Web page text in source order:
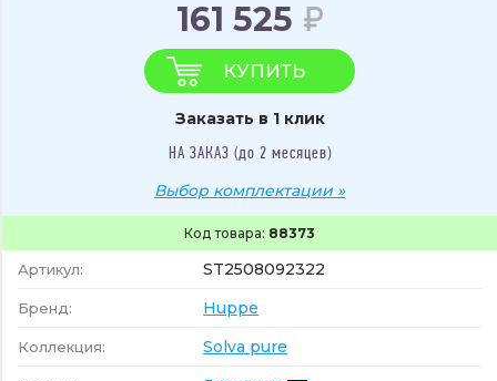
Код товара: 88373
Артикул: ST2508092322
Бренд: Huppe
Коллекция: Solva pure
161 525
КУПИТЬ
Заказать в 1 клик
НА ЗАКАЗ (до 2 месяцев)
Выбор комплектации »